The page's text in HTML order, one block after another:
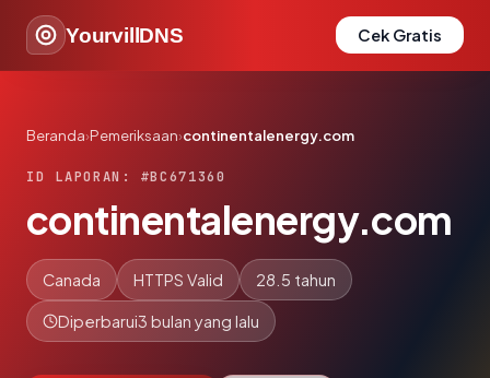
YourvillDNS Cek Gratis
Beranda›Pemeriksaan›continentalenergy.com
ID LAPORAN: #BC671360
continentalenergy.com
Canada HTTPS Valid 28.5 tahun
Diperbarui3 bulan yang lalu